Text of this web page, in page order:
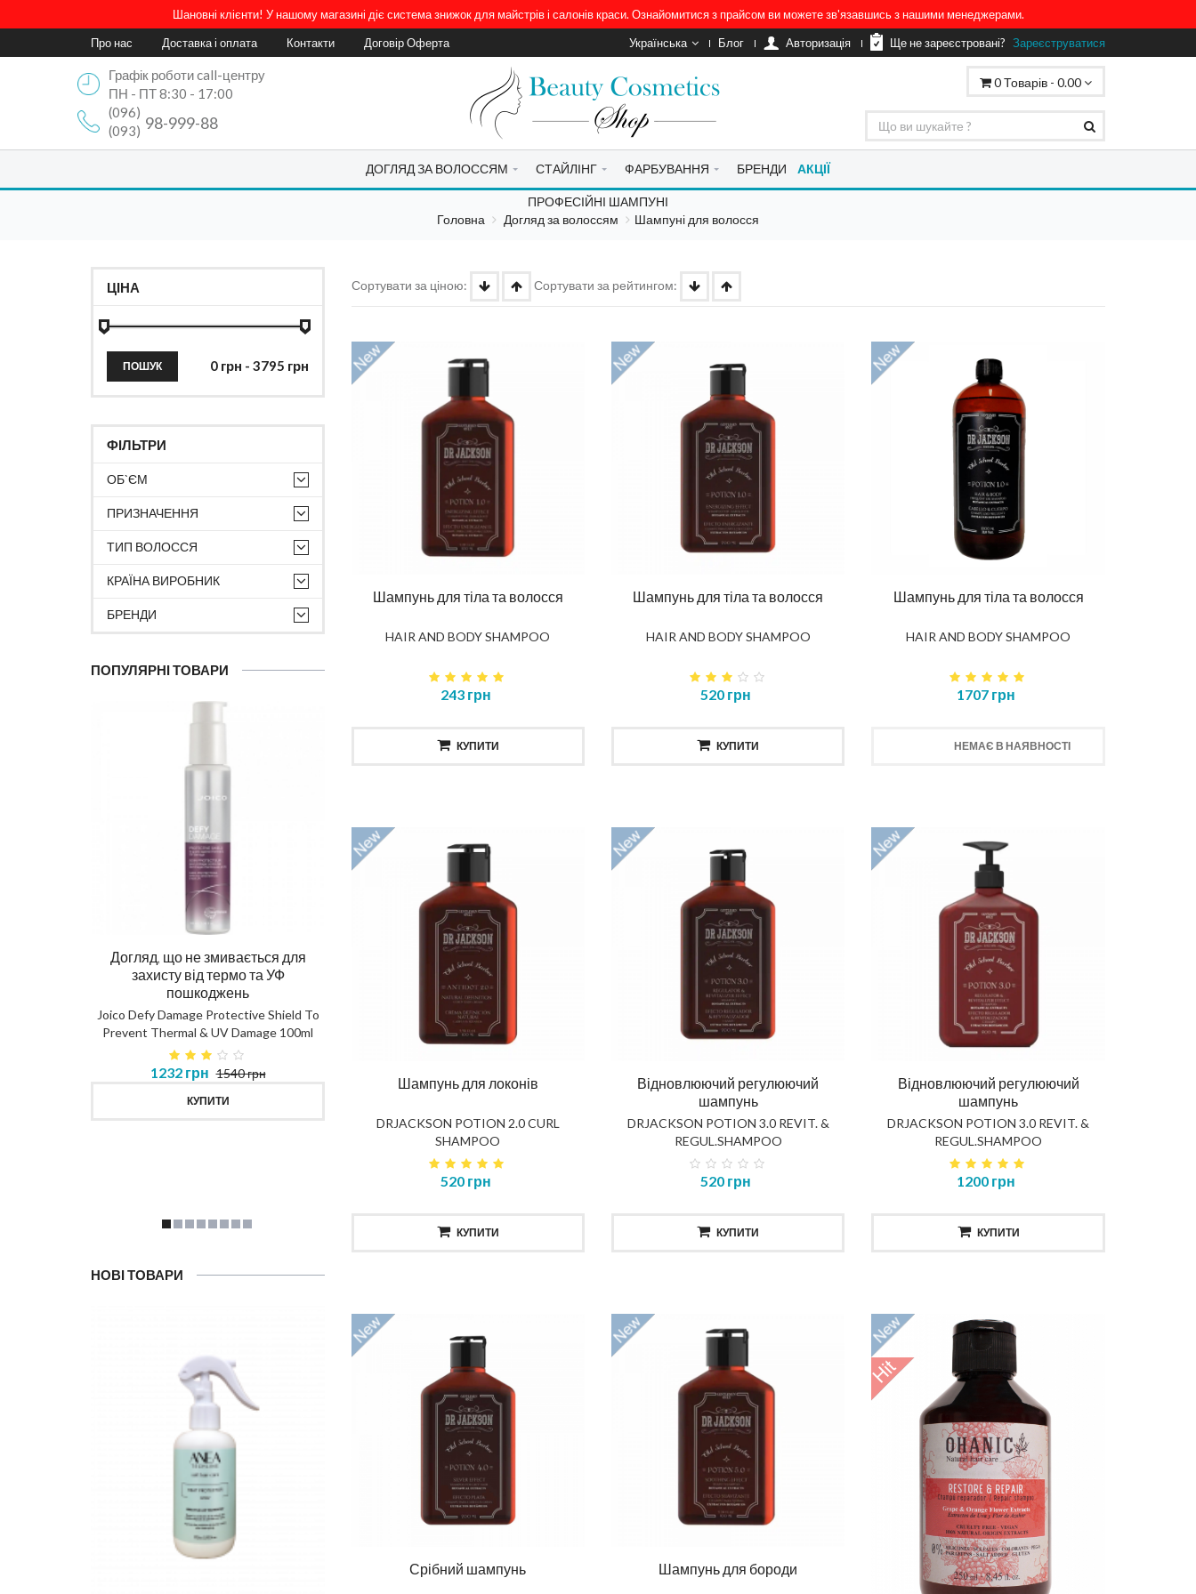
Шановні клієнти! У нашому магазині діє система знижок для майстрів і салонів краси. Ознайомитися з прайсом ви можете зв'язавшись з нашими менеджерами.
Про нас
Доставка і оплата Контакти Договір Оферта Українська Блог Aвторизація Ще не зареєстровані? Зареєструватися
Графік роботи call-центру
ПН - ПТ 8:30 - 17:00
(096)
98-999-88
(093)
0Товарів - 0.00
ДОГЛЯД ЗА ВОЛОССЯМ СТАЙЛІНГ ФАРБУВАННЯ БРЕНДИ АКЦІЇ
ПРОФЕСІЙНІ ШАМПУНІ
Головна
Догляд за волоссям Шампуні для волосся
ЦІНА
ПОШУК
ФІЛЬТРИ
ОБ`ЄМ
ПРИЗНАЧЕННЯ
ТИП ВОЛОССЯ
КРАЇНА ВИРОБНИК
БРЕНДИ
ПОПУЛЯРНІ ТОВАРИ
Догляд, що не змивається для
захисту від термо та УФ
пошкоджень
Joico Defy Damage Protective Shield To
Prevent Thermal & UV Damage 100ml
1232 грн 1540 грн
КУПИТИ
Маска повне відновлення
DIAGNOSTIC TOTAL REPAIR MASK
КУПИТИ
Шампунь для тіла та волосся
HAIR AND BODY SHAMPOO
КУПИТИ
Олія для бороди 30ml
DRJACKSON ELIXIR 5.0 BEARD OIL
КУПИТИ
НОВІ ТОВАРИ
Маска повне відновлення Шампунь повне відновлення
Сортувати за ціною: Сортувати за рейтингом:
Шампунь для тіла та волосся
HAIR AND BODY SHAMPOO
243 грн
КУПИТИ
Шампунь для тіла та волосся
HAIR AND BODY SHAMPOO
520 грн
КУПИТИ
Шампунь для тіла та волосся
HAIR AND BODY SHAMPOO
1707 грн
НЕМАЄ В НАЯВНОСТІ
Шампунь для локонів
DRJACKSON POTION 2.0 CURL
SHAMPOO
520 грн
КУПИТИ
Відновлюючий регулюючий
шампунь
DRJACKSON POTION 3.0 REVIT. &
REGUL.SHAMPOO
520 грн
КУПИТИ
Відновлюючий регулюючий
шампунь
DRJACKSON POTION 3.0 REVIT. &
REGUL.SHAMPOO
1200 грн
КУПИТИ
Срібний шампунь Шампунь для бороди